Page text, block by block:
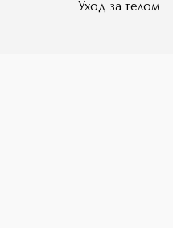
Уход за телом